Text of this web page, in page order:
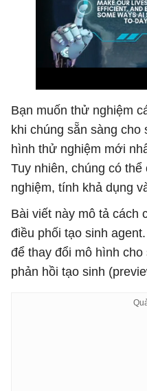
Bạn muốn thử nghiệm
khi chúng sẵn sàng cho
hình thử nghiệm mới
Tuy nhiên, chúng có
nghiệm, tính khả dụng
Bài viết này mô tả cách
điều phối tạo sinh
để thay đổi mô hình
phản hồi tạo sinh